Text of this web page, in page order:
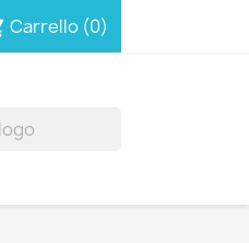
Carrello (0)